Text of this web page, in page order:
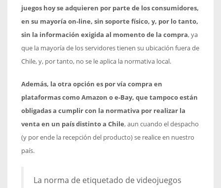
juegos hoy se adquieren por parte de los consumidores,
en su mayoría on-line, sin soporte físico, y, por lo tanto,
sin la información exigida al momento de la compra, ya
que la mayoría de los servidores tienen su ubicación fuera de
Chile, y, por tanto, no se le aplica la normativa local.
Además, la otra opción es por vía compra en
plataformas como Amazon o e-Bay, que tampoco están
obligadas a cumplir con la normativa por realizar la
venta en un país distinto a Chile, aun cuando el despacho
(y por ende la recepción del producto) se realice en nuestro
país.
La norma de etiquetado de videojuegos